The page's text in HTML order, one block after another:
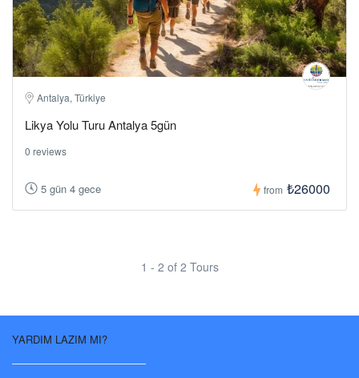
Antalya, Türkiye
Likya Yolu Turu Antalya 5gün
0 reviews
5 gün 4 gece from ₺26000
1 - 2 of 2 Tours
YARDIM LAZIM MI?